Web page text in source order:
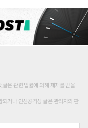
은 관련 법률에 의해 제재를 받을
거나 인신공격성 글은 관리자의 판